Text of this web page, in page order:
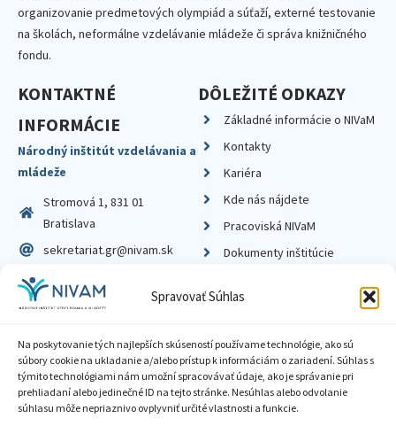
Spravovať Súhlas
Na poskytovanie tých najlepších skúseností používame technológie, ako sú
súbory cookie na ukladanie a/alebo prístup k informáciám o zariadení. Súhlas s
týmito technológiami nám umožní spracovávať údaje, ako je správanie pri
prehliadaní alebo jedinečné ID na tejto stránke. Nesúhlas alebo odvolanie
súhlasu môže nepriaznivo ovplyvniť určité vlastnosti a funkcie.
organizovanie predmetových olympiád a súťaží, externé testovanie
na školách, neformálne vzdelávanie mládeže či správa knižničného
fondu.
KONTAKTNÉ
INFORMÁCIE
Národný inštitút vzdelávania a
mládeže
Stromová 1, 831 01
Bratislava
sekretariat.gr@nivam.sk
IČO: 00164348
DIČ: 2020798714
DÔLEŽITÉ ODKAZY
Základné informácie o NIVaM
Kontakty
Kariéra
Kde nás nájdete
Pracoviská NIVaM
Dokumenty inštitúcie
Zásady ochrany súkromia